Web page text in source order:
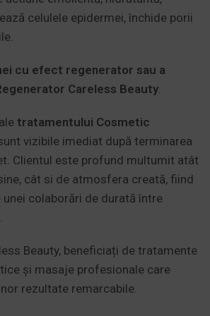
celulele epidermei, închide porii
cu efect regenerator sau a
Careless Beauty
tratamentului Cosmetic
vizibile imediat după terminarea
Clientul este profund multumit atât
cât si de atmosfera creată, fiind
colaborări de durată între
Beauty, beneficiați de tratamente
și masaje profesionale care
rezultate remarcabile.